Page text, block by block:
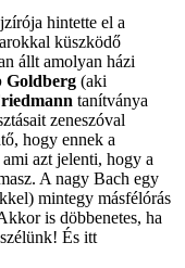
hintette el a
küszködő
állt amolyan házi
Goldberg (aki
tanítványa
zeneszóval
hogy ennek a
azt jelenti, hogy a
A nagy Bach egy
mintegy másfélórás
is döbbenetes, ha
És itt